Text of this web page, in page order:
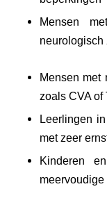
Mensen
neurologisch
Mensen met
zoals CVA of
Leerlingen
met zeer
Kinderen